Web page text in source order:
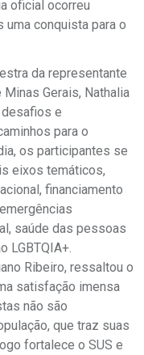
oficial ocorreu
uma conquista para o
da representante
Gerais, Nathalia
desafios e
para o
os participantes se
eixos temáticos,
financiamento
saúde das pessoas
LGBTQIA+.
Ribeiro, ressaltou o
satisfação imensa
não são
que traz suas
fortalece o SUS e